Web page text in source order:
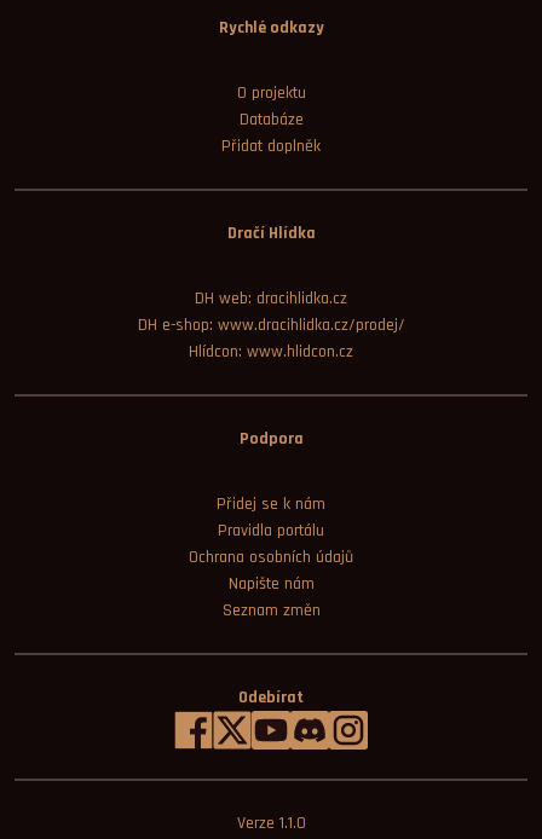
Rychlé odkazy
O projektu
Databáze
Přidat doplněk
Dračí Hlídka
DH web: dracihlidka.cz
DH e-shop: www.dracihlidka.cz/prodej/
Hlídcon: www.hlidcon.cz
Podpora
Přidej se k nám
Pravidla portálu
Ochrana osobních údajů
Napište nám
Seznam změn
Odebírat
Verze 1.1.0